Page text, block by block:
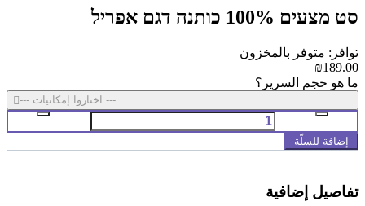
סט מצעים 100% כותנה דגם אפריל
توافر: متوفر بالمخزون
₪189.00
ما هو حجم السرير؟
--- اختاروا إمكانيات ---
إضافة للسلّة
تفاصيل إضافية